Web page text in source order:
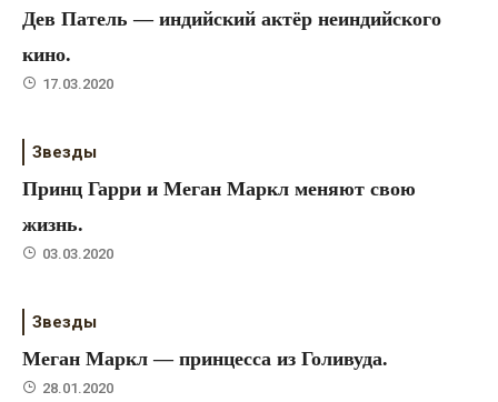
Дев Патель — индийский актёр неиндийского
кино.
17.03.2020
Звезды
Принц Гарри и Меган Маркл меняют свою
жизнь.
03.03.2020
Звезды
Меган Маркл — принцесса из Голивуда.
28.01.2020